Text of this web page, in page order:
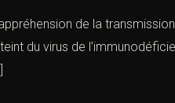
de la
du virus de